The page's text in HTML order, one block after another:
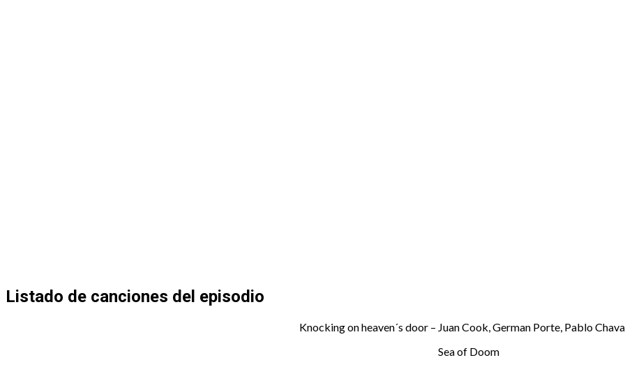
Listado de canciones del episodio
Knocking on heaven´s door – Juan Cook, German Porte, Pablo
Sea of Doom